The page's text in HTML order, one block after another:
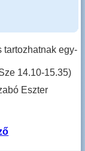
tartozhatnak egy-
14.10-15.35)
Eszter